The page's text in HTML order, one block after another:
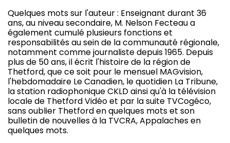
Quelques mots sur l'auteur : Enseignant durant 36
ans, au niveau secondaire, M. Nelson Fecteau a
également cumulé plusieurs fonctions et
responsabilités au sein de la communauté régionale,
notamment comme journaliste depuis 1965. Depuis
plus de 50 ans, il écrit l'histoire de la région de
Thetford, que ce soit pour le mensuel MAGvision,
l'hebdomadaire Le Canadien, le quotidien La Tribune,
la station radiophonique CKLD ainsi qu'à la télévision
locale de Thetford Vidéo et par la suite TVCogéco,
sans oublier Thetford en quelques mots et son
bulletin de nouvelles à la TVCRA, Appalaches en
quelques mots.